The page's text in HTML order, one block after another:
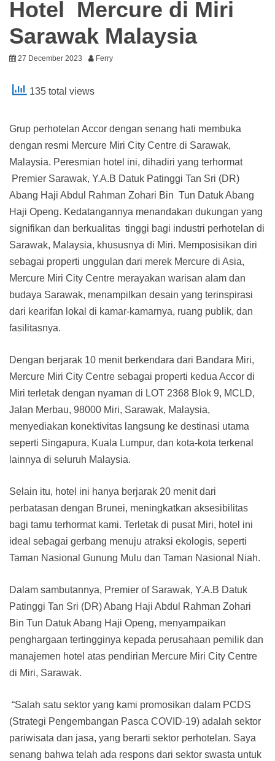
Hotel Mercure di Miri
Sarawak Malaysia
27 December 2023 Ferry
135 total views
Grup perhotelan Accor dengan senang hati membuka
dengan resmi Mercure Miri City Centre di Sarawak,
Malaysia. Peresmian hotel ini, dihadiri yang terhormat
Premier Sarawak, Y.A.B Datuk Patinggi Tan Sri (DR)
Abang Haji Abdul Rahman Zohari Bin Tun Datuk Abang
Haji Openg. Kedatangannya menandakan dukungan yang
signifikan dan berkualitas tinggi bagi industri perhotelan di
Sarawak, Malaysia, khususnya di Miri. Memposisikan diri
sebagai properti unggulan dari merek Mercure di Asia,
Mercure Miri City Centre merayakan warisan alam dan
budaya Sarawak, menampilkan desain yang terinspirasi
dari kearifan lokal di kamar-kamarnya, ruang publik, dan
fasilitasnya.
Dengan berjarak 10 menit berkendara dari Bandara Miri,
Mercure Miri City Centre sebagai properti kedua Accor di
Miri terletak dengan nyaman di LOT 2368 Blok 9, MCLD,
Jalan Merbau, 98000 Miri, Sarawak, Malaysia,
menyediakan konektivitas langsung ke destinasi utama
seperti Singapura, Kuala Lumpur, dan kota-kota terkenal
lainnya di seluruh Malaysia.
Selain itu, hotel ini hanya berjarak 20 menit dari
perbatasan dengan Brunei, meningkatkan aksesibilitas
bagi tamu terhormat kami. Terletak di pusat Miri, hotel ini
ideal sebagai gerbang menuju atraksi ekologis, seperti
Taman Nasional Gunung Mulu dan Taman Nasional Niah.
Dalam sambutannya, Premier of Sarawak, Y.A.B Datuk
Patinggi Tan Sri (DR) Abang Haji Abdul Rahman Zohari
Bin Tun Datuk Abang Haji Openg, menyampaikan
penghargaan tertingginya kepada perusahaan pemilik dan
manajemen hotel atas pendirian Mercure Miri City Centre
di Miri, Sarawak.
“Salah satu sektor yang kami promosikan dalam PCDS
(Strategi Pengembangan Pasca COVID-19) adalah sektor
pariwisata dan jasa, yang berarti sektor perhotelan. Saya
senang bahwa telah ada respons dari sektor swasta untuk